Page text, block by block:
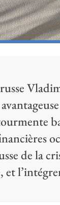
de la
et